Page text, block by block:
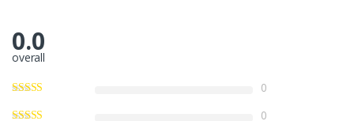
0.0
overall
0
0